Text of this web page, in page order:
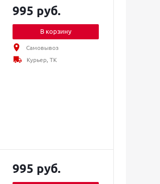
995 руб.
В корзину
Самовывоз
Курьер, ТК
995 руб.